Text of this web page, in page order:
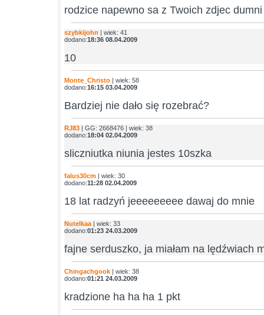
rodzice napewno sa z Twoich zdjec dumni
szybkijohn | wiek: 41
dodano:18:36 08.04.2009
10
Monte_Christo | wiek: 58
dodano:16:15 03.04.2009
Bardziej nie dało się rozebrać?
RJ83 | GG: 2668476 | wiek: 38
dodano:18:04 02.04.2009
sliczniutka niunia jestes 10szka
falus30cm | wiek: 30
dodano:11:28 02.04.2009
18 lat radzyń jeeeeeeeee dawaj do mnie
Nutelkaa | wiek: 33
dodano:01:23 24.03.2009
fajne serduszko, ja miałam na lędźwiach
Chingachgook | wiek: 38
dodano:01:21 24.03.2009
kradzione ha ha ha 1 pkt